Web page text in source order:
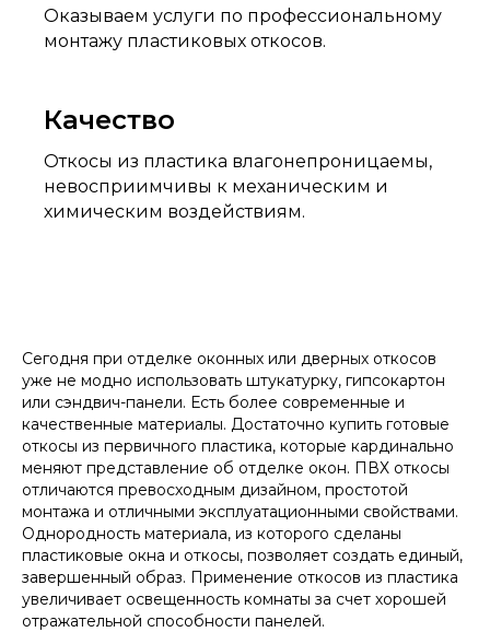
Оказываем услуги по профессиональному
монтажу пластиковых откосов.
Качество
Откосы из пластика влагонепроницаемы,
невосприимчивы к механическим и
химическим воздействиям.
Сегодня при отделке оконных или дверных откосов
уже не модно использовать штукатурку, гипсокартон
или сэндвич-панели. Есть более современные и
качественные материалы. Достаточно купить готовые
откосы из первичного пластика, которые кардинально
меняют представление об отделке окон. ПВХ откосы
отличаются превосходным дизайном, простотой
монтажа и отличными эксплуатационными свойствами.
Однородность материала, из которого сделаны
пластиковые окна и откосы, позволяет создать единый,
завершенный образ. Применение откосов из пластика
увеличивает освещенность комнаты за счет хорошей
отражательной способности панелей.